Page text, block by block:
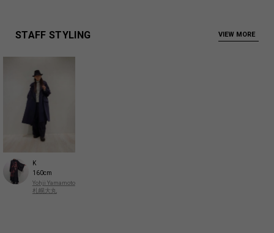
Polyamide 10%
商品についてよくあるお問い合わせはこちら
STAFF STYLING VIEW MORE
K
160cm
Yohji Yamamoto
札幌大丸